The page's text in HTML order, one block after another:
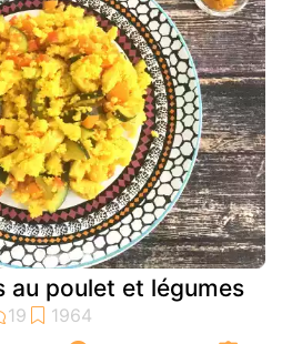
au poulet et légumes